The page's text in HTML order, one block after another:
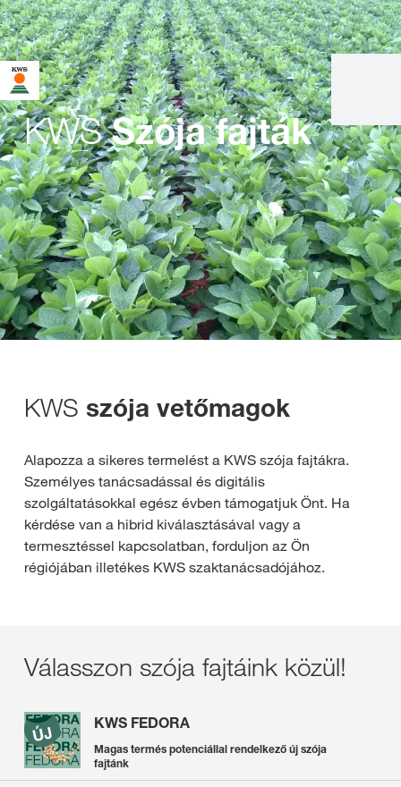
KWSSzója fajták
KWS szója vetőmagok
Alapozza a sikeres termelést a KWS szója fajtákra.
Személyes tanácsadással és digitális
szolgáltatásokkal egész évben támogatjuk Önt. Ha
kérdése van a hibrid kiválasztásával vagy a
termesztéssel kapcsolatban, forduljon az Ön
régiójában illetékes KWS szaktanácsadójához.
Válasszon szója fajtáink közül!
KWS FEDORA
Magas termés potenciállal rendelkező új szója
fajtánk